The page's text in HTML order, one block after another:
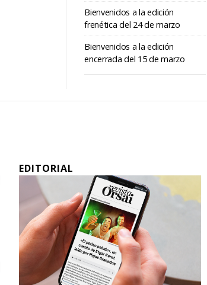
Bienvenidos a la edición
frenética del 24 de marzo
Bienvenidos a la edición
encerrada del 15 de marzo
EDITORIAL